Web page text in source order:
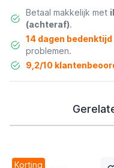
Betaal makkelijk met
(achteraf).
14 dagen bedenktijd
problemen.
9,2/10
Korting